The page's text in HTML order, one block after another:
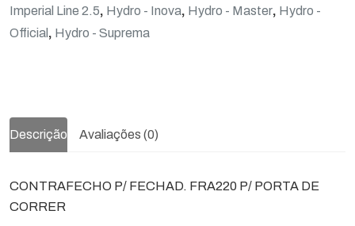
Imperial Line 2.5, Hydro - Inova, Hydro - Master, Hydro -
Official , Hydro - Suprema
Descrição Avaliações (0)
CONTRAFECHO P/ FECHAD. FRA220 P/ PORTA DE
CORRER